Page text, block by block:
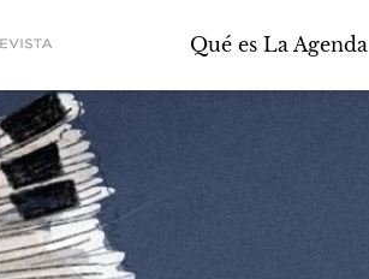
Qué es La Agenda